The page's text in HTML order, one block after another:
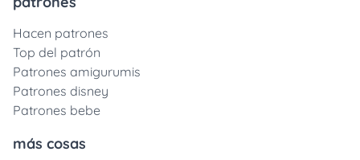
Hacen patrones
Top del patrón
Patrones amigurumis
Patrones disney
Patrones bebe
más cosas